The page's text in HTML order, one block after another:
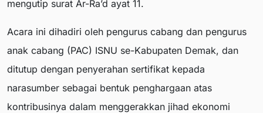
mengutip surat Ar-Ra’d ayat 11.
Acara ini dihadiri oleh pengurus cabang dan pengurus
anak cabang (PAC) ISNU se-Kabupaten Demak, dan
ditutup dengan penyerahan sertifikat kepada
narasumber sebagai bentuk penghargaan atas
kontribusinya dalam menggerakkan jihad ekonomi